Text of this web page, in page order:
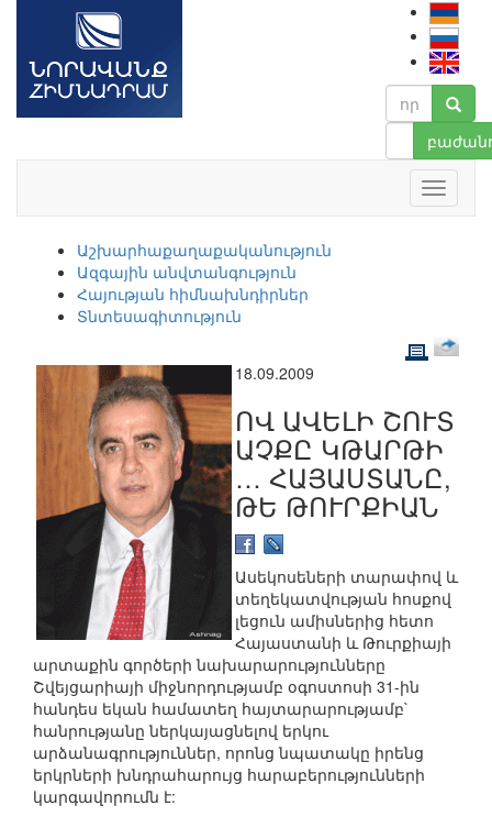
Աշխարհաքաղաքականություն
Ազգային անվտանգություն
Հայության հիմնախնդիրներ
Տնտեսագիտություն
18.09.2009
ՈՎ ԱՎԵԼԻ ՇՈՒՏ
ԱՉՔԸ ԿԹԱՐԹԻ
… ՀԱՅԱՍՏԱՆԸ,
ԹԵ ԹՈՒՐՔԻԱՆ
Ասեկոսեների տարափով և
տեղեկատվության հոսքով
լեցուն ամիսներից հետո
Հայաստանի և Թուրքիայի
արտաքին գործերի նախարարությունները
Շվեյցարիայի միջնորդությամբ օգոստոսի 31-ին
հանդես եկան համատեղ հայտարարությամբ`
հանրությանը ներկայացնելով երկու
արձանագրություններ, որոնց նպատակը իրենց
երկրների խնդրահարույց հարաբերությունների
կարգավորումն է: